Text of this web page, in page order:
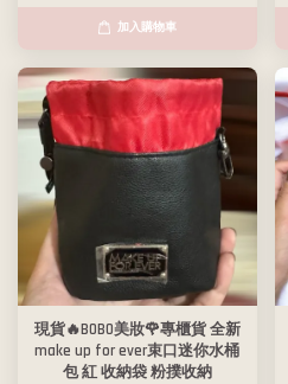
加入購物車
現貨🔥BOBO美妝🌹專櫃貨 全新
make up for ever束口迷你水桶
包 紅 收納袋 粉撲收納